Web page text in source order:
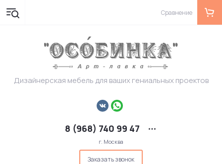
Дизайнерская мебель для ваших гениальных проектов
8 (968) 740 99 47
г. Москва
Заказать звонок
Сравнение